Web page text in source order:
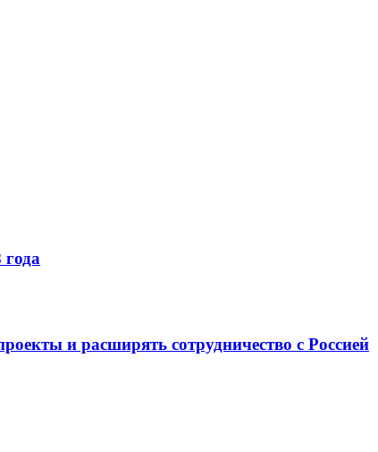
и расширять сотрудничество с Россией